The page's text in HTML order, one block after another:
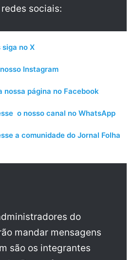
sociais:
siga no X
Instagram
nossa página no Facebook
o nosso canal no WhatsApp
a comunidade do Jornal Folha
do
mandar mensagens
são os integrantes